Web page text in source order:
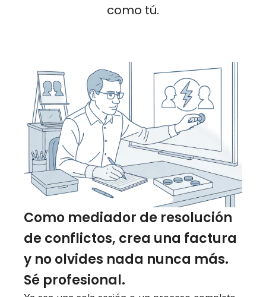
como tú.
Como mediador de resolución
de conflictos, crea una factura
y no olvides nada nunca más.
Sé profesional.